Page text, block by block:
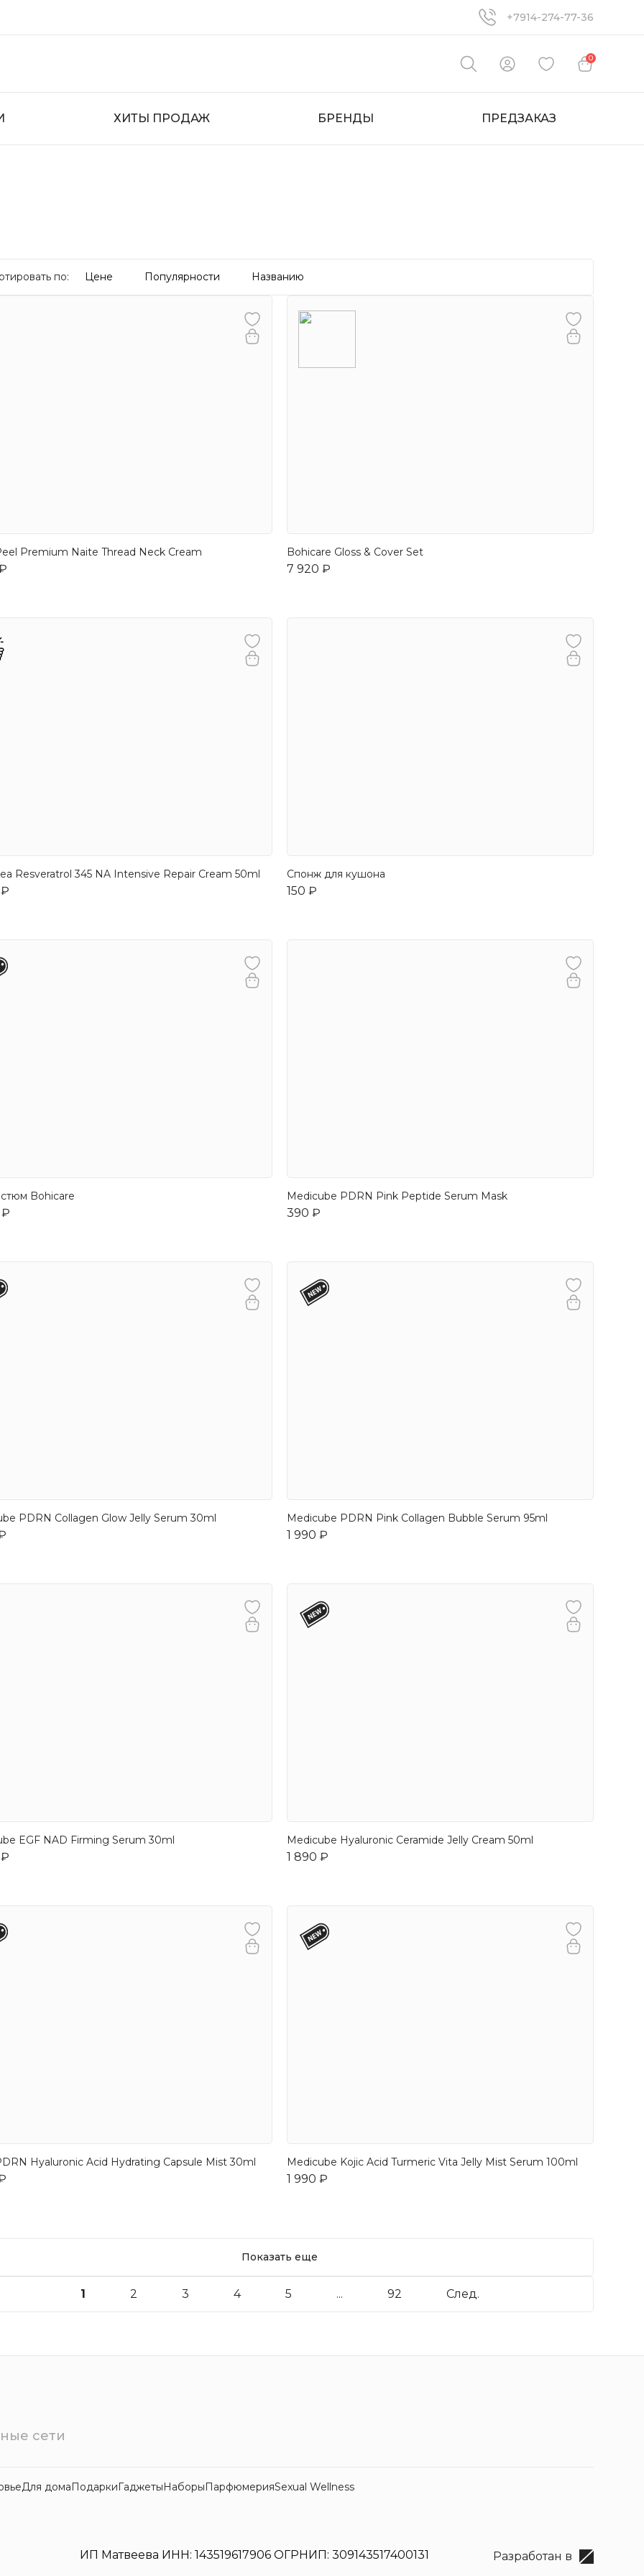
+7914-274-77-36
0
ХИТЫ ПРОДАЖ БРЕНДЫ ПРЕДЗАКАЗ
по: Цене Популярности Названию
Premium Naite Thread Neck Cream Bohicare Gloss & Cover Set
7 920 ₽
Resveratrol 345 NA Intensive Repair Cream 50ml Спонж для кушона
150 ₽
Bohicare Medicube PDRN Pink Peptide Serum Mask
390 ₽
PDRN Collagen Glow Jelly Serum 30ml Medicube PDRN Pink Collagen Bubble Serum 95ml
1 990 ₽
EGF NAD Firming Serum 30ml Medicube Hyaluronic Ceramide Jelly Cream 50ml
1 890 ₽
Hyaluronic Acid Hydrating Capsule Mist 30ml Medicube Kojic Acid Turmeric Vita Jelly Mist Serum 100ml
1 990 ₽
Показать еще
1 2 3 4 5 ... 92 След.
сети
Для домаПодаркиГаджетыНаборыПарфюмерияSexual Wellness
ИП Матвеева ИНН: 143519617906 ОГРНИП: 309143517400131 Разработан в